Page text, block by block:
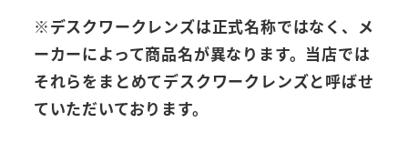
※デスクワークレンズは正式名称ではなく、メ
ーカーによって商品名が異なります。当店では
それらをまとめてデスクワークレンズと呼ばせ
ていただいております。